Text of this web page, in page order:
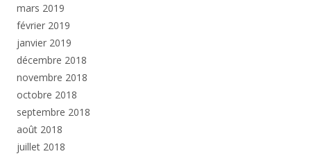
mars 2019
février 2019
janvier 2019
décembre 2018
novembre 2018
octobre 2018
septembre 2018
août 2018
juillet 2018